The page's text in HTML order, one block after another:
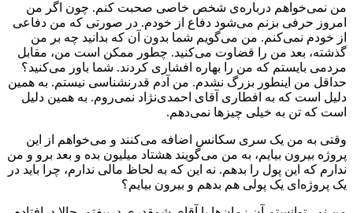
من نمی‌خواهم درباره‌ی شخص خاصی صحبت کنم. چون اگر من
امروز حرفی بزنم می‌شود دفاع از خودم. در صورتی که من دفاعی
از خودم نمی‌کنم. من می‌گویم شما بدون آن که بدانید چه بر من
گذشته، بعد من را قضاوت می‌کنید. چطور ممکن است من، مقابل
مردمی بایستم که من را بهاره افشاری کردند. شما باور می‌کنید؟
حداقل من اینطور بزرگ نشدم. من آدم قدرنشناسی نیستم. به همین
دلیل است که به افطاری آقای احمدی‌‌نژاد نمی‌روم. به همین دلیل
است که تن به خیلی چیزها نمی‌دهم.
وقتی به من یک سری سکانس اضافه می‌کنند و می‌خواهم از این
پروژه بیرون بیایم، به من می‌گویند هشتاد میلیون بده و بعد برو و من
ندارم که این پول را بدهم. نه این که به لحاظ مالی ندارم، چرا باید در
یک پروژه‌ای یک پولی هم بدهم و بیرون بیایم؟